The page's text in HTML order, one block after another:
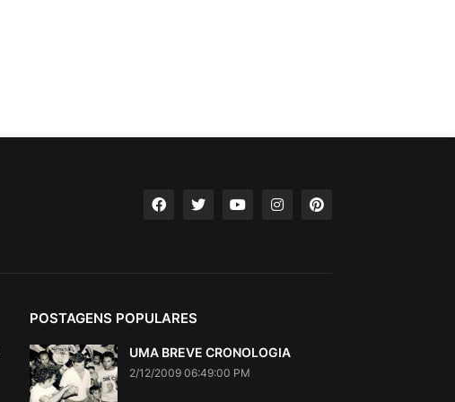
POSTAGENS POPULARES
UMA BREVE CRONOLOGIA
2/12/2009 06:49:00 PM